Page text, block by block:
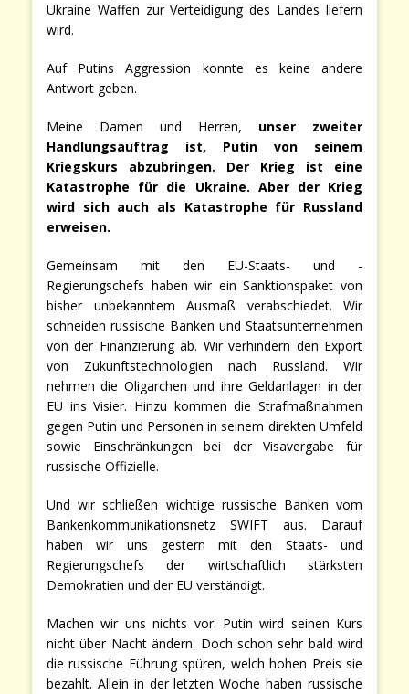
Ukraine Waffen zur Verteidigung des Landes liefern
wird.
Auf Putins Aggression konnte es keine andere
Antwort geben.
Meine Damen und Herren, unser zweiter
Handlungsauftrag ist, Putin von seinem
Kriegskurs abzubringen. Der Krieg ist eine
Katastrophe für die Ukraine. Aber der Krieg
wird sich auch als Katastrophe für Russland
erweisen.
Gemeinsam mit den EU-Staats- und -
Regierungschefs haben wir ein Sanktionspaket von
bisher unbekanntem Ausmaß verabschiedet. Wir
schneiden russische Banken und Staatsunternehmen
von der Finanzierung ab. Wir verhindern den Export
von Zukunftstechnologien nach Russland. Wir
nehmen die Oligarchen und ihre Geldanlagen in der
EU ins Visier. Hinzu kommen die Strafmaßnahmen
gegen Putin und Personen in seinem direkten Umfeld
sowie Einschränkungen bei der Visavergabe für
russische Offizielle.
Und wir schließen wichtige russische Banken vom
Bankenkommunikationsnetz SWIFT aus. Darauf
haben wir uns gestern mit den Staats- und
Regierungschefs der wirtschaftlich stärksten
Demokratien und der EU verständigt.
Machen wir uns nichts vor: Putin wird seinen Kurs
nicht über Nacht ändern. Doch schon sehr bald wird
die russische Führung spüren, welch hohen Preis sie
bezahlt. Allein in der letzten Woche haben russische